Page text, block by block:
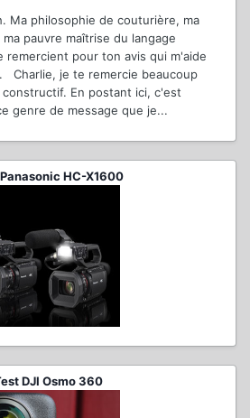
Ma philosophie de couturière, ma
pauvre maîtrise du langage
remercient pour ton avis qui m'aide
Charlie, je te remercie beaucoup
En postant ici, c'est
genre de message que je...
HC-X1600
DJI Osmo 360